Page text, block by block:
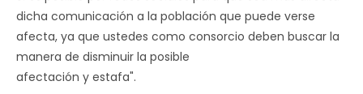
dicha comunicación a la población que puede verse
afecta, ya que ustedes como consorcio deben buscar la
manera de disminuir la posible
afectación y estafa".